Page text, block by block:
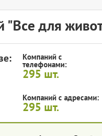
"Все для
Компаний с
телефонами:
295 шт.
Компаний с адресами:
295 шт.